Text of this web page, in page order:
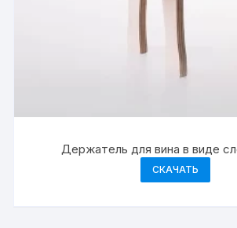
Держатель для вина в виде
СКАЧАТЬ